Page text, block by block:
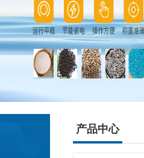
产品中心